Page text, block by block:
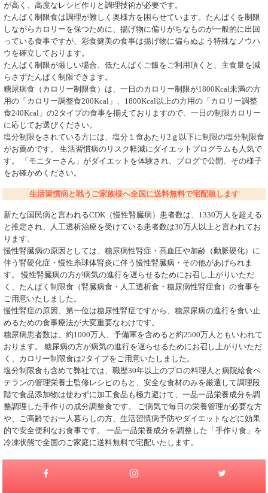
が高く、高度なレシピ作りと調理技術が必要です。
たんぱく制限食は調理が難しく奥様方を困らせています。たんぱくを制限
しながらカロリーを保つために、揚げ物に偏りがちなものが一般的に出回
っている食事ですが、彩食健美の食事は揚げ物に偏らぬよう特殊なノウハ
ウを確立しております。
たんぱく制限が厳しい場合、低たんぱくご飯をご利用頂くと、主食量を減
らさずたんぱく制限できます。
糖尿病食（カロリー制限食）は、一日のカロリー制限が1800Kcal未満の方
用の「カロリー調整食200Kcal」、1800Kcal以上の方用の「カロリー調整
食240Kcal」の2タイプの食事を揃えておりますので、一日の制限カロリー
に応じてお選びください。
塩分制限をされている方には、塩分１食あたり2ｇ以下に制限の塩分制限食
がお薦めです。 生活習慣病のリスク軽減にダイエットプログラムも人気で
す。 「モニターさん」がダイエットを体験され、ブログで公開、その様子
をお確かめください。
生活習慣病と戦うご家族様へ全国に送料無料で宅配致します
新たな国民病と言われるCDK（慢性腎臓病）患者数は、1330万人を超える
と推定され、人工透析治療を受けている患者数は30万人以上と言われてお
ります。
慢性腎臓病の原因としては、糖尿病性腎症・高血圧や加齢（動脈硬化）に
伴う腎硬化症・慢性糸球体腎炎に伴う慢性腎臓病・その他があげられま
す。 慢性腎臓病の方が病気の進行を遅らせるためにお召し上がりいただ
く、たんぱく制限食（腎臓病食・人工透析食・糖尿病性腎症食）の食事を
ご用意いたしました。
慢性腎症の原因、第一位は糖尿性腎症ですから、糖尿尿病の進行を食い止
めるための食事療法が大変重要なわけです。
糖尿病患者数は、約1000万人、予備軍を含めると約2500万人ともいわれて
おります。 糖尿病の方が病気の進行を遅らせるためにお召し上がりいただ
く、カロリー制限食は2タイプをご用意いたしました。
塩分制限食も含めて弊社では、職歴30年以上のプロの料理人と病院給食ベ
テランの管理栄養士監修レシピのもと、安全な食材のみを厳選して調理段
階で食品添加物は使わずに加工食品も極力避けて、一品一品栄養成分を調
整調理した手作りの成分調整食です。 ご病気で毎日の栄養管理が必要な方
や、ご高齢でお一人暮らしの方、生活習慣病予防やダイエットなどに効果
的で安全便利なお食事です。 一品一品栄養成分を調整した「手作り食」を
冷凍状態で全国のご家庭に送料無料で宅配いたします。